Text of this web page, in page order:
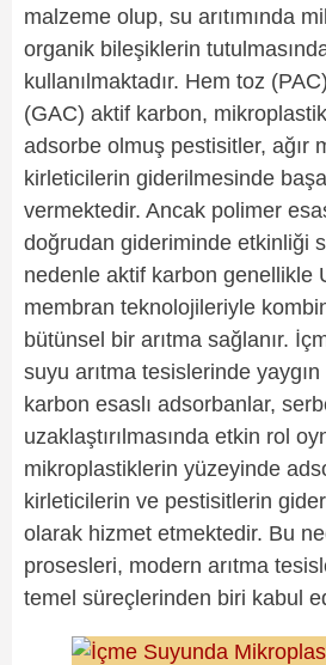
malzeme olup, su arıtımında
organik bileşiklerin
kullanılmaktadır. Hem toz
(GAC) aktif karbon,
adsorbe olmuş pestisitler, ağır
kirleticilerin giderilmesinde
vermektedir. Ancak polimer
doğrudan gideriminde etkinliği
nedenle aktif karbon genellikle
membran teknolojileriyle
bütünsel bir arıtma sağlanır.
suyu arıtma tesislerinde
karbon esaslı adsorbanlar,
uzaklaştırılmasında etkin rol
mikroplastiklerin yüzeyinde
kirleticilerin ve pestisitlerin
olarak hizmet etmektedir. Bu
prosesleri, modern arıtma
temel süreçlerinden biri kabul